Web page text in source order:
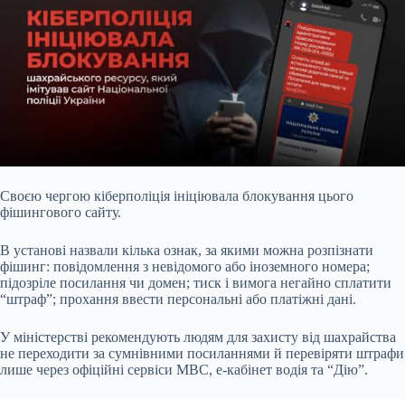
Своєю чергою кіберполіція ініціювала блокування цього
фішингового сайту.
В установі назвали кілька ознак, за якими можна розпізнати
фішинг: повідомлення з невідомого або іноземного номера;
підозріле посилання чи домен; тиск і вимога негайно сплатити
“штраф”; прохання ввести персональні або платіжні дані.
У міністерстві рекомендують людям для захисту від шахрайства
не переходити за сумнівними посиланнями й перевіряти штрафи
лише через офіційні сервіси МВС, е-кабінет водія та “Дію”.